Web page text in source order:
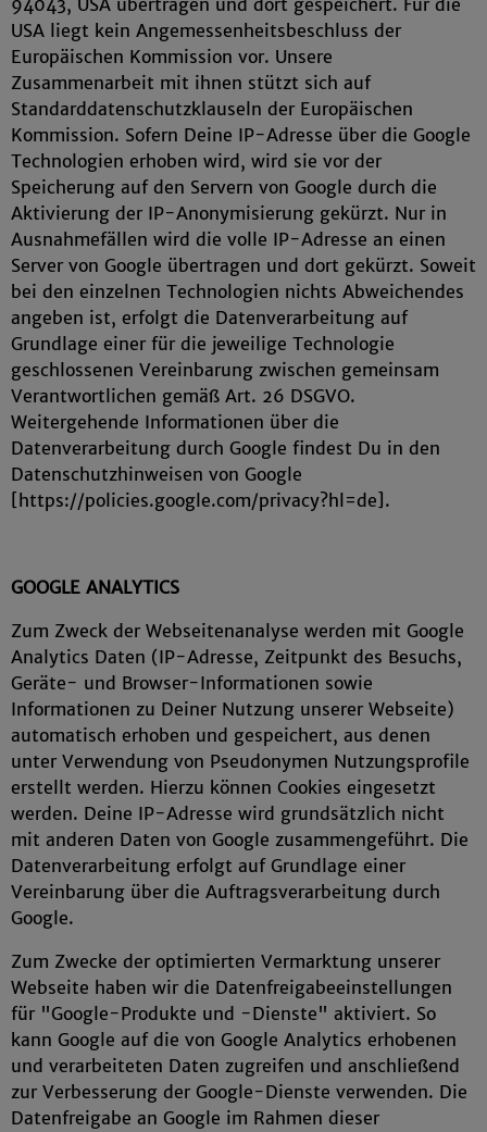
94043, USA übertragen und dort gespeichert. Für die
USA liegt kein Angemessenheitsbeschluss der
Europäischen Kommission vor. Unsere
Zusammenarbeit mit ihnen stützt sich auf
Standarddatenschutzklauseln der Europäischen
Kommission. Sofern Deine IP-Adresse über die Google
Technologien erhoben wird, wird sie vor der
Speicherung auf den Servern von Google durch die
Aktivierung der IP-Anonymisierung gekürzt. Nur in
Ausnahmefällen wird die volle IP-Adresse an einen
Server von Google übertragen und dort gekürzt. Soweit
bei den einzelnen Technologien nichts Abweichendes
angeben ist, erfolgt die Datenverarbeitung auf
Grundlage einer für die jeweilige Technologie
geschlossenen Vereinbarung zwischen gemeinsam
Verantwortlichen gemäß Art. 26 DSGVO.
Weitergehende Informationen über die
Datenverarbeitung durch Google findest Du in den
Datenschutzhinweisen von Google
[https://policies.google.com/privacy?hl=de].
GOOGLE ANALYTICS
Zum Zweck der Webseitenanalyse werden mit Google
Analytics Daten (IP-Adresse, Zeitpunkt des Besuchs,
Geräte- und Browser-Informationen sowie
Informationen zu Deiner Nutzung unserer Webseite)
automatisch erhoben und gespeichert, aus denen
unter Verwendung von Pseudonymen Nutzungsprofile
erstellt werden. Hierzu können Cookies eingesetzt
werden. Deine IP-Adresse wird grundsätzlich nicht
mit anderen Daten von Google zusammengeführt. Die
Datenverarbeitung erfolgt auf Grundlage einer
Vereinbarung über die Auftragsverarbeitung durch
Google.
Zum Zwecke der optimierten Vermarktung unserer
Webseite haben wir die Datenfreigabeeinstellungen
für "Google-Produkte und -Dienste" aktiviert. So
kann Google auf die von Google Analytics erhobenen
und verarbeiteten Daten zugreifen und anschließend
zur Verbesserung der Google-Dienste verwenden. Die
Datenfreigabe an Google im Rahmen dieser